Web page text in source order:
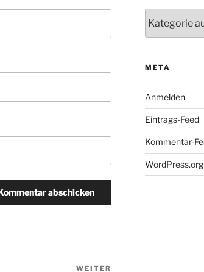
WEITER
META
Anmelden
Eintrags-Feed
Kommentar-
WordPress.org